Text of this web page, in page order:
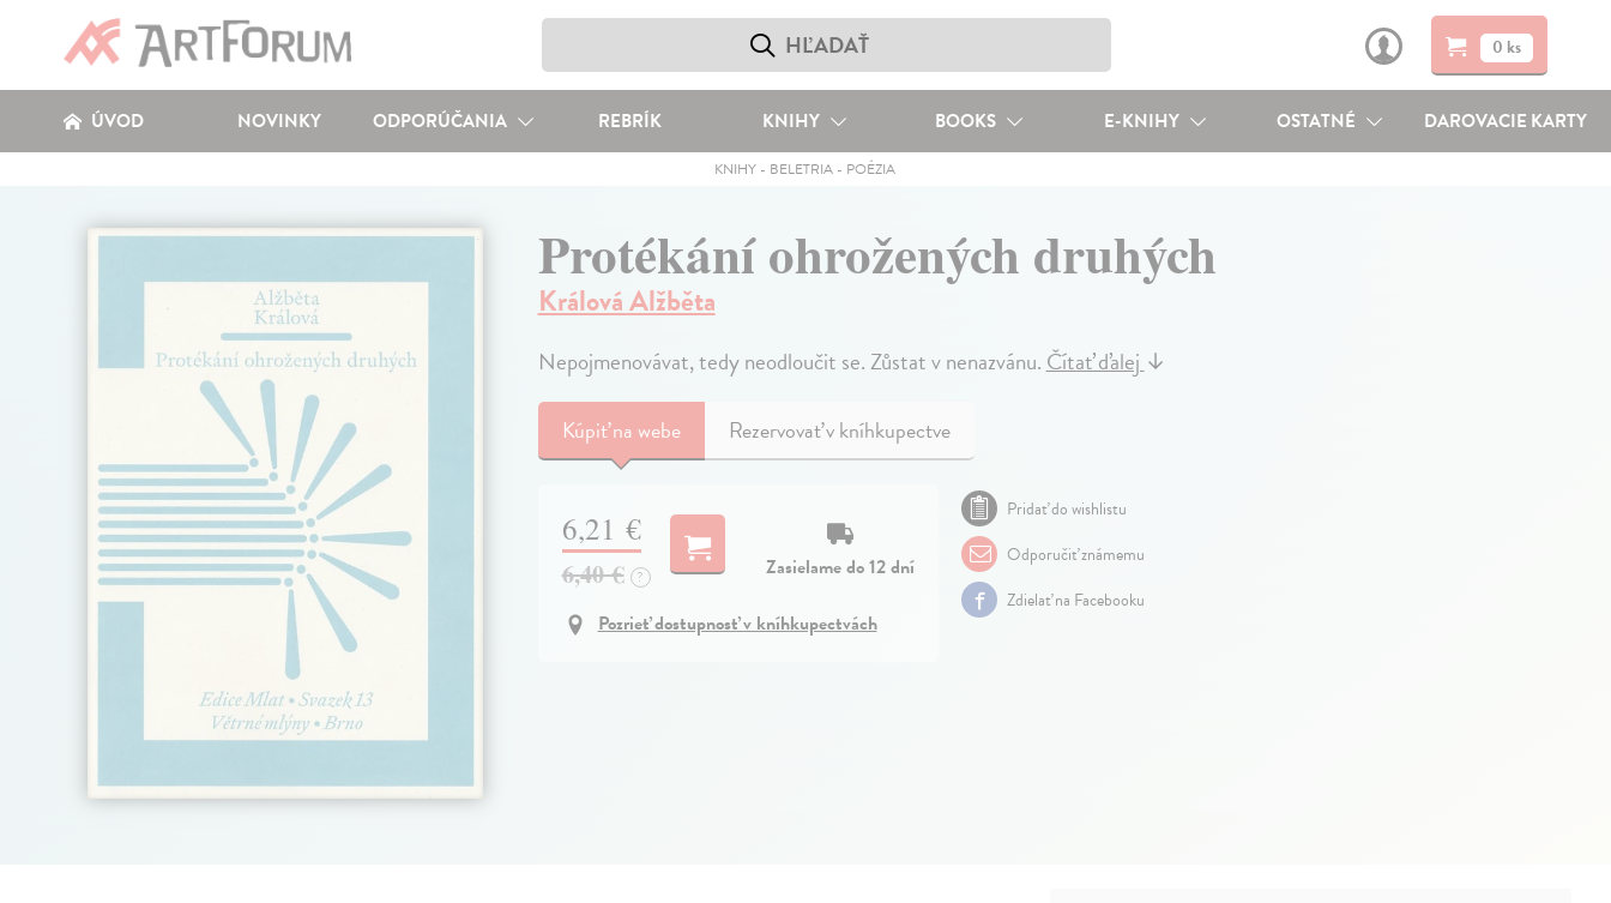
0 ks
ÚVOD NOVINKY ODPORÚČANIA REBRÍK KNIHY BOOKS E-KNIHY OSTATNÉ DAROVACIE KARTY
KNIHY - BELETRIA - POÉZIA
Protékání ohrožených druhých
Králová Alžběta
Nepojmenovávat, tedy neodloučit se. Zůstat v nenazvánu.Čítať ďalej↓
Kúpiťna webe Rezervovať v kníhkupectve
6,21 €
6,40 € ?
Zasielame do 12 dní
Pozrieť dostupnosť v kníhkupectvách
Pridať do wishlistu
Odporučiť známemu
Zdielať na Facebooku